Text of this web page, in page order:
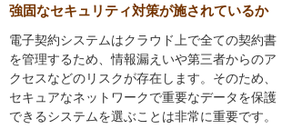
強固なセキュリティ対策が施されているか
電子契約システムはクラウド上で全ての契約書
を管理するため、情報漏えいや第三者からのア
クセスなどのリスクが存在します。そのため、
セキュアなネットワークで重要なデータを保護
できるシステムを選ぶことは非常に重要です。